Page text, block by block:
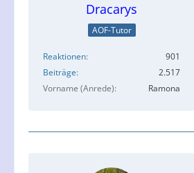
Dracarys
AOF-Tutor
Reaktionen
901
Beiträge
2.517
Vorname (Anrede)
Ramona